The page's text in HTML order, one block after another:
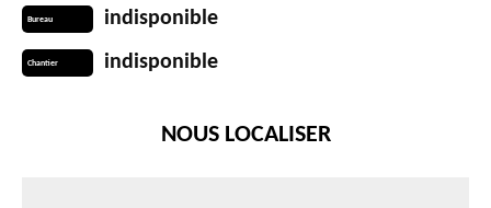
Bureau indisponible
Chantier indisponible
NOUS LOCALISER